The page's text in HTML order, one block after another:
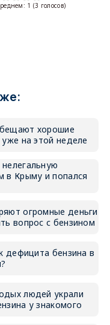
1 (3 голосов)
хорошие
на этой неделе
в Крыму и попался
огромные деньги
вопрос с бензином
дефицита бензина в
людей украли
у знакомого